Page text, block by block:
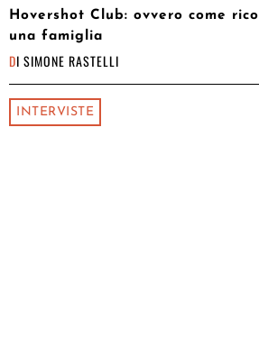
Hovershot Club: ovvero come
una famiglia
DI SIMONE RASTELLI
INTERVISTE